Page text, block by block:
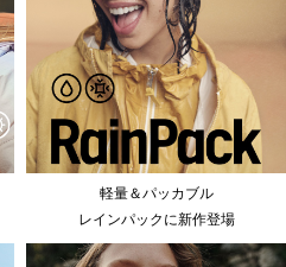
軽量＆パッカブル
レインパックに新作登場